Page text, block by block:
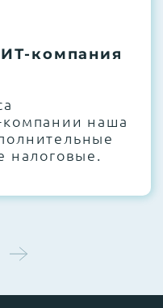
компания
наша
налоговые.